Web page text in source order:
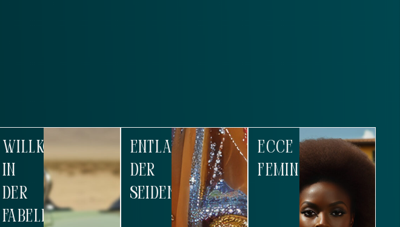
WILLKOMMEN
IN
DER
FABELHAFTEN
ENTLANG
DER
SEIDENSTRASSE
ECCE
FEMINA